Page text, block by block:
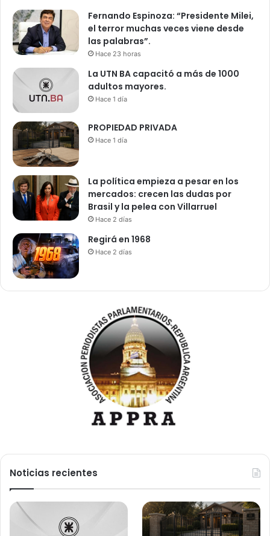
Fernando Espinoza: “Presidente Milei,
el terror muchas veces viene desde
las palabras”.
Hace 23 horas
La UTN BA capacitó a más de 1000
adultos mayores.
Hace 1 día
PROPIEDAD PRIVADA
Hace 1 día
La política empieza a pesar en los
mercados: crecen las dudas por
Brasil y la pelea con Villarruel
Hace 2 días
Regirá en 1968
Hace 2 días
Noticias recientes